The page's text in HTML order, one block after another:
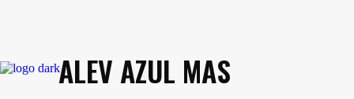
ALEV AZUL MAS